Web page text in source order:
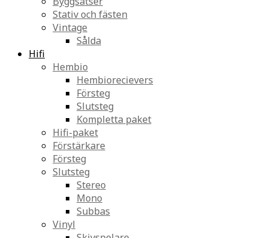
Stativ och fästen
Vintage
Sålda
Hifi
Hembio
Hembiorecievers
Försteg
Slutsteg
Kompletta paket
Hifi-paket
Förstärkare
Försteg
Slutsteg
Stereo
Mono
Subbas
Vinyl